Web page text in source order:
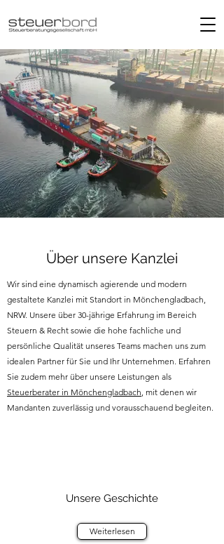
Über unsere Kanzlei
Wir sind eine dynamisch agierende und modern
gestaltete Kanzlei mit Standort in Mönchengladbach,
NRW. Unsere über 30-jährige Erfahrung im Bereich
Steuern & Recht sowie die hohe fachliche und
persönliche Qualität unseres Teams machen uns zum
idealen Partner für Sie und Ihr Unternehmen. Erfahren
Sie zudem mehr über unsere Leistungen als
Steuerberater in Mönchengladbach, mit denen wir
Mandanten zuverlässig und vorausschauend begleiten.
Unsere Geschichte
Weiterlesen